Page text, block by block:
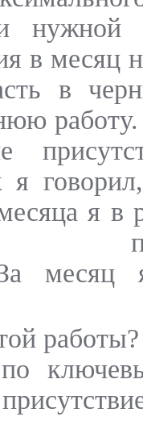
нужной
в месяц
в
я
я в
месяц
работы?